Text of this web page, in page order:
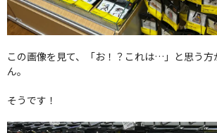
この画像を見て、「お！？これは…」と思う方
ん。
そうです！